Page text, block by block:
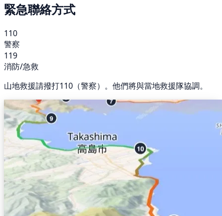
緊急聯絡方式
110
警察
119
消防/急救
山地救援請撥打110（警察）。他們將與當地救援隊協調。